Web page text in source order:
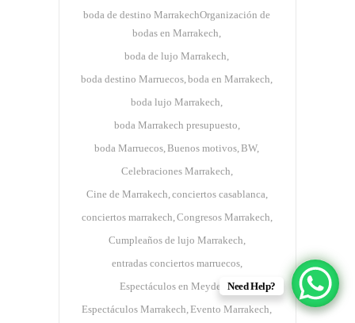
boda de destino MarrakechOrganización de
bodas en Marrakech
boda de lujo Marrakech
boda destino Marruecos boda en Marrakech
boda lujo Marrakech
boda Marrakech presupuesto
boda Marruecos Buenos motivos BW
Celebraciones Marrakech
Cine de Marrakech conciertos casablanca
conciertos marrakech Congresos Marrakech
Cumpleaños de lujo Marrakech
entradas conciertos marruecos
Espectáculos en Meydene
Espectáculos Marrakech Evento Marrakech
Need Help?